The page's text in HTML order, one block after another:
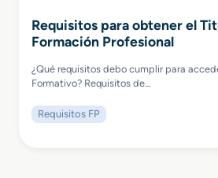
Requisitos para obtener el
Formación Profesional
¿Qué requisitos debo cumplir para
Formativo? Requisitos de…
Requisitos FP